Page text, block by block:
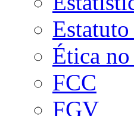
Ética
FCC
FGV